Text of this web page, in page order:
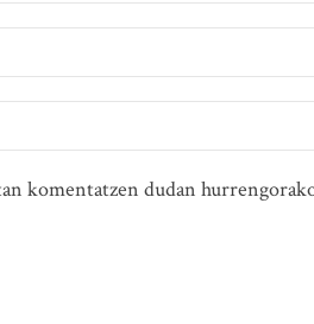
komentatzen dudan